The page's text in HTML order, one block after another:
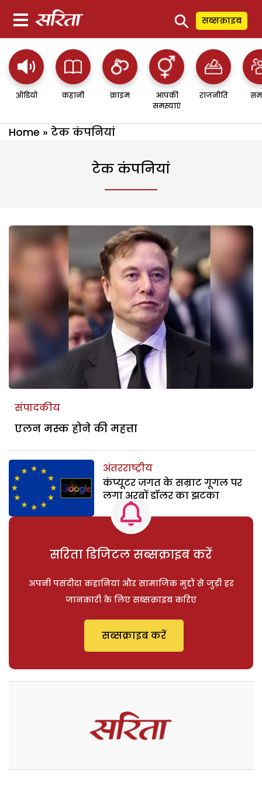
⚲ सब्सक्राइब
ऑडियो कहानी क्राइम
आपकी
समस्याएं
राजनीति
Home » टेक कंपनियां
टेक कंपनियां
संपादकीय
एलन मस्क होने की महत्ता
अंतरराष्ट्रीय
कंप्यूटर जगत के सम्राट गूगल पर
लगा अरबों डॉलर का झटका
सरिता डिजिटल सब्सक्राइब करें
अपनी पसंदीदा कहानियां और सामाजिक मुद्दों से जुड़ी हर
जानकारी के लिए सब्सक्राइब करिए
सब्सक्राइब करें